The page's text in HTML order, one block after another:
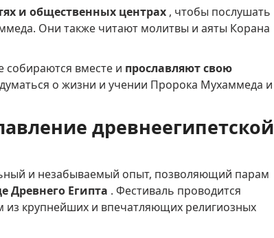
и общественных центрах , чтобы послушать
Они также читают молитвы и аяты Корана
вместе и прославляют свою
о жизни и учении Пророка Мухаммеда и
древнеегипетской
и незабываемый опыт, позволяющий парам
Древнего Египта . Фестиваль проводится
из крупнейших и впечатляющих религиозных